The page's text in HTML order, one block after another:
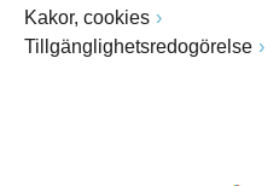
Kakor, cookies
Tillgänglighetsredogörelse